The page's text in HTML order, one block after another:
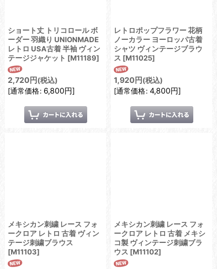
ショート丈 トリコロール ボ
ーダー 羽織り UNIONMADE
レトロ USA古着 半袖 ヴィン
テージジャケット [M11189]
2,720 円 (税込)
[通常価格: 6,800円]
レトロポップフラワー 花柄
ノーカラー ヨーロッパ古着
シャツ ヴィンテージブラウ
ス [M11025]
1,920 円 (税込)
[通常価格: 4,800円]
メキシカン刺繍 レース フォ
ークロア レトロ 古着 ヴィン
テージ刺繍ブラウス
[M11103]
メキシカン刺繍 レース フォ
ークロア レトロ 古着 メキシ
コ製 ヴィンテージ刺繍ブラ
ウス [M11102]